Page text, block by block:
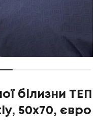
білизни ТЕП
50x70, євро